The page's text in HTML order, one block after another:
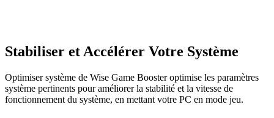
Stabiliser et Accélérer Votre Système
Optimiser système de Wise Game Booster optimise les paramètres
système pertinents pour améliorer la stabilité et la vitesse de
fonctionnement du système, en mettant votre PC en mode jeu.